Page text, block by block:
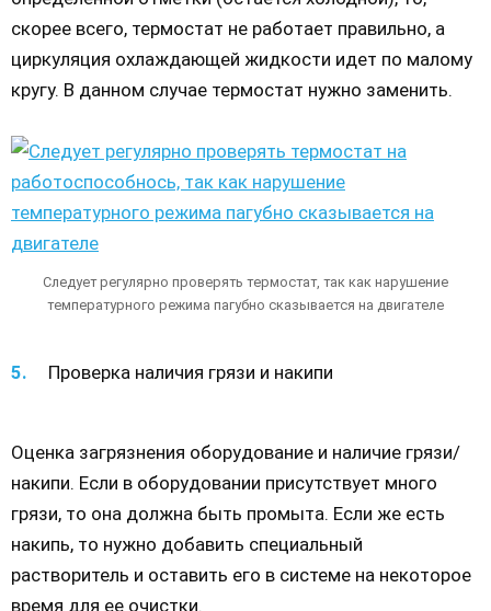
скорее всего, термостат не работает правильно, а
циркуляция охлаждающей жидкости идет по малому
кругу. В данном случае термостат нужно заменить.
Следует регулярно проверять термостат, так как нарушение
температурного режима пагубно сказывается на двигателе
Проверка наличия грязи и накипи
Оценка загрязнения оборудование и наличие грязи/
накипи. Если в оборудовании присутствует много
грязи, то она должна быть промыта. Если же есть
накипь, то нужно добавить специальный
растворитель и оставить его в системе на некоторое
время для ее очистки.